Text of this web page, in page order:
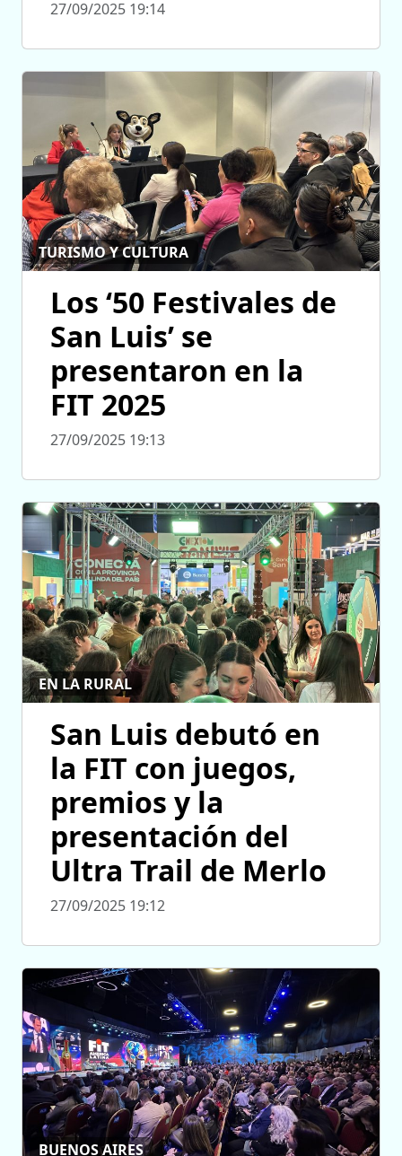
27/09/2025 19:14
TURISMO Y CULTURA
Los ‘50 Festivales de
San Luis’ se
presentaron en la
FIT 2025
27/09/2025 19:13
EN LA RURAL
San Luis debutó en
la FIT con juegos,
premios y la
presentación del
Ultra Trail de Merlo
27/09/2025 19:12
BUENOS AIRES